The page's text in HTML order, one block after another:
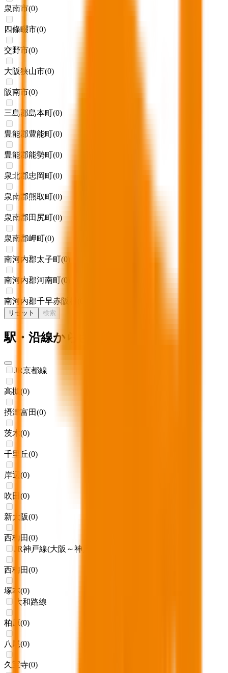
泉南市(0)
四條畷市(0)
交野市(0)
大阪狭山市(0)
阪南市(0)
三島郡島本町(0)
豊能郡豊能町(0)
豊能郡能勢町(0)
泉北郡忠岡町(0)
泉南郡熊取町(0)
泉南郡田尻町(0)
泉南郡岬町(0)
南河内郡太子町(0)
南河内郡河南町(0
南河内郡千早赤阪村
リセット 検索
駅・沿線からさがす
JR京都線
高槻 (0)
摂津富田(0)
茨木 (0)
千里丘(0)
岸辺 (0)
吹田 (0)
新大阪(0)
西梅田(0)
JR神戸線(大阪～神戸)
西梅田(0)
塚本(0)
大和路線
柏原(0)
八尾(0)
久宝寺(0)